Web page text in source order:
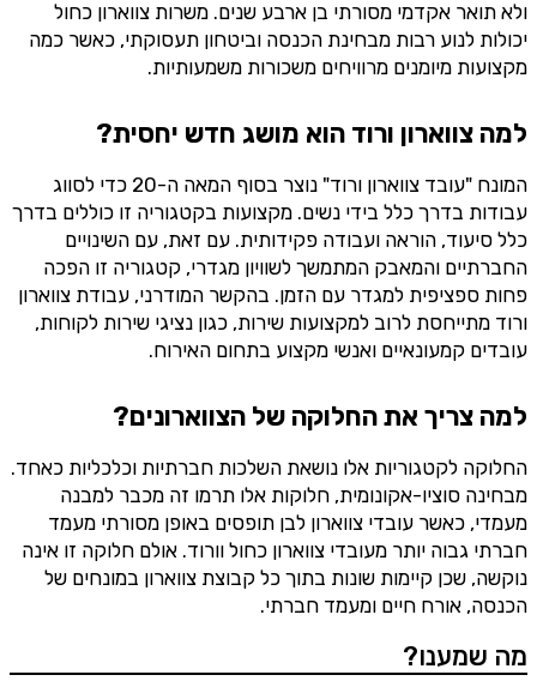
ולא תואר אקדמי מסורתי בן ארבע שנים. משרות צווארון כחול
יכולות לנוע רבות מבחינת הכנסה וביטחון תעסוקתי, כאשר כמה
מקצועות מיומנים מרוויחים משכורות משמעותיות.
למה צווארון ורוד הוא מושג חדש יחסית?
המונח "עובד צווארון ורוד" נוצר בסוף המאה ה-20 כדי לסווג
עבודות בדרך כלל בידי נשים. מקצועות בקטגוריה זו כוללים בדרך
כלל סיעוד, הוראה ועבודה פקידותית. עם זאת, עם השינויים
החברתיים והמאבק המתמשך לשוויון מגדרי, קטגוריה זו הפכה
פחות ספציפית למגדר עם הזמן. בהקשר המודרני, עבודת צווארון
ורוד מתייחסת לרוב למקצועות שירות, כגון נציגי שירות לקוחות,
עובדים קמעונאיים ואנשי מקצוע בתחום האירוח.
למה צריך את החלוקה של הצווארונים?
החלוקה לקטגוריות אלו נושאת השלכות חברתיות וכלכליות כאחד.
מבחינה סוציו-אקונומית, חלוקות אלו תרמו זה מכבר למבנה
מעמדי, כאשר עובדי צווארון לבן תופסים באופן מסורתי מעמד
חברתי גבוה יותר מעובדי צווארון כחול וורוד. אולם חלוקה זו אינה
נוקשה, שכן קיימות שונות בתוך כל קבוצת צווארון במונחים של
הכנסה, אורח חיים ומעמד חברתי.
מה שמענו?